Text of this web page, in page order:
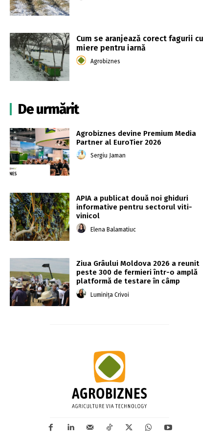
Cum se aranjează corect fagurii cu
miere pentru iarnă
Agrobiznes
De urmărit
Agrobiznes devine Premium Media
Partner al EuroTier 2026
Sergiu Jaman
APIA a publicat două noi ghiduri
informative pentru sectorul viti-
vinicol
Elena Balamatiuc
Ziua Grâului Moldova 2026 a reunit
peste 300 de fermieri într-o amplă
platformă de testare în câmp
Luminița Crivoi